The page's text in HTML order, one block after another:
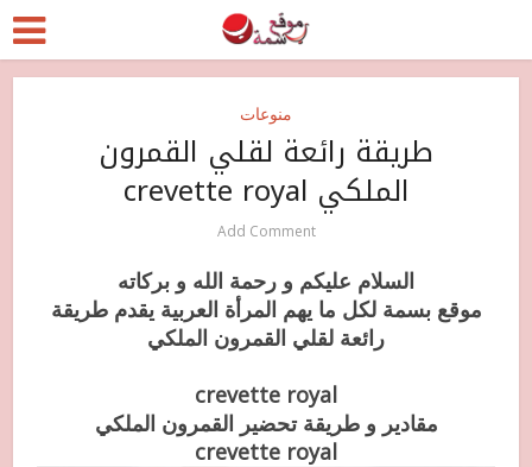
منوعات
طريقة رائعة لقلي القمرون
الملكي crevette royal
Add Comment
السلام عليكم و رحمة الله و بركاته
موقع بسمة لكل ما يهم المرأة العربية يقدم طريقة
رائعة لقلي القمرون الملكي
crevette royal
مقادير و طريقة تحضير القمرون الملكي
crevette royal